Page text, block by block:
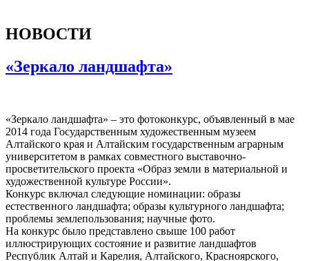
НОВОСТИ
«Зеркало ландшафта»
«Зеркало ландшафта» – это фотоконкурс, объявленный в мае
2014 года Государственным художественным музеем
Алтайского края и Алтайским государственным аграрным
университетом в рамках совместного выставочно-
просветительского проекта «Образ земли в материальной и
художественной культуре России».
Конкурс включал следующие номинации: образы
естественного ландшафта; образы культурного ландшафта;
проблемы землепользования; научные фото.
На конкурс было представлено свыше 100 работ
иллюстрирующих состояние и развитие ландшафтов
Республик Алтай и Карелия, Алтайского, Красноярского,